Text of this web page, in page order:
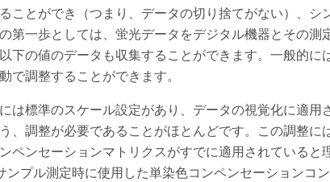
ことができ（つまり、データの切り捨てがない）、
第一歩としては、蛍光データをデジタル機器とその
下の値のデータも収集することができます。一般的
で調整することができます。
は標準のスケール設定があり、データの視覚化に適
、調整が必要であることがほとんどです。この調整
ペンセーションマトリクスがすでに適用されている
プル測定時に使用した単染色コンペンセーションコ